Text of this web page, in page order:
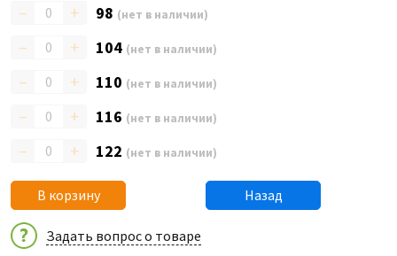
– + 98 (нет в наличии)
– + 104 (нет в наличии)
– + 110 (нет в наличии)
– + 116 (нет в наличии)
– + 122 (нет в наличии)
В корзину Назад
Задать вопрос о товаре